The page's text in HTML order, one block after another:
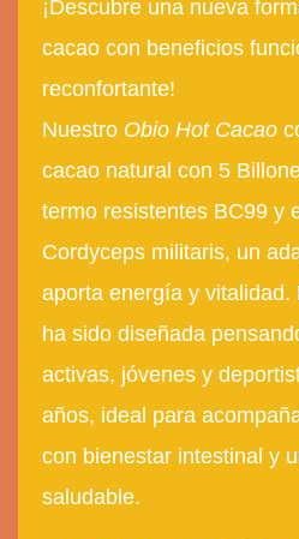
¡Descubre una nueva
cacao con beneficios
reconfortante!
Nuestro Obio Hot Cacao
cacao natural con 5
termo resistentes BC99 y
Cordyceps militaris, un
aporta energía y vitalidad.
ha sido diseñada
activas, jóvenes y
años, ideal para
con bienestar intestinal y
saludable.